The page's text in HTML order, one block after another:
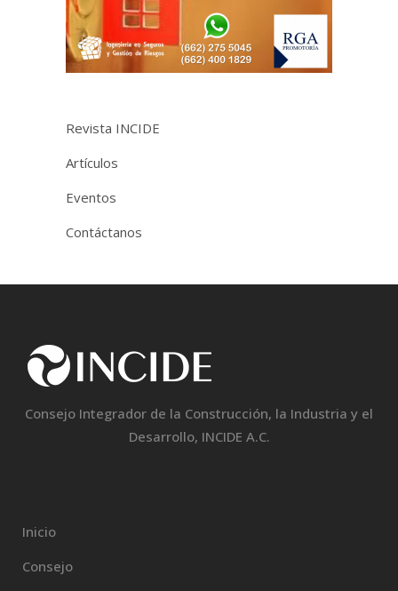
Revista INCIDE
Artículos
Eventos
Contáctanos
Consejo Integrador de la Construcción, la Industria y el
Desarrollo, INCIDE A.C.
Inicio
Consejo